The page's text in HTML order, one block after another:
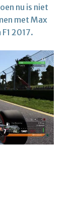
nu is niet
met Max
2017.